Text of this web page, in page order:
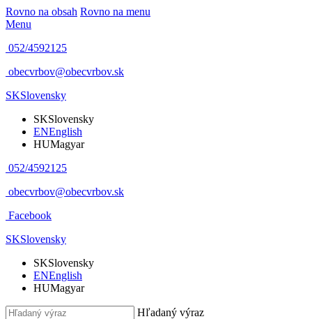
Rovno na obsah Rovno na menu
Menu
052/4592125
obecvrbov@obecvrbov.sk
SKSlovensky
SKSlovensky
ENEnglish
HUMagyar
052/4592125
obecvrbov@obecvrbov.sk
Facebook
SKSlovensky
SKSlovensky
ENEnglish
HUMagyar
Hľadaný výraz